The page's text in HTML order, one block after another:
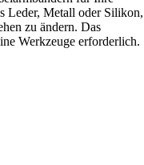
Leder, Metall oder Silikon,
zu ändern. Das
Werkzeuge erforderlich.